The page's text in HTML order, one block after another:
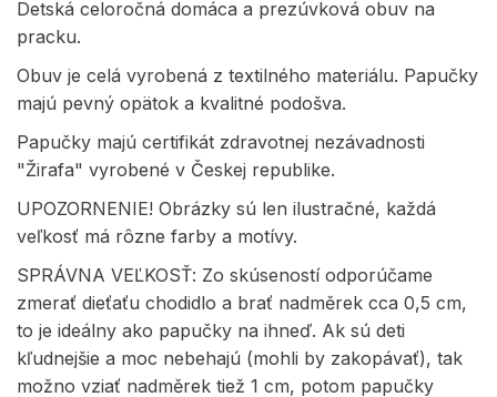
Detská celoročná domáca a prezúvková obuv na
pracku.
Obuv je celá vyrobená z textilného materiálu. Papučky
majú pevný opätok a kvalitné podošva.
Papučky majú certifikát zdravotnej nezávadnosti
"Žirafa" vyrobené v Českej republike.
UPOZORNENIE! Obrázky sú len ilustračné, každá
veľkosť má rôzne farby a motívy.
SPRÁVNA VEĽKOSŤ: Zo skúseností odporúčame
zmerať dieťaťu chodidlo a brať nadměrek cca 0,5 cm,
to je ideálny ako papučky na ihneď. Ak sú deti
kľudnejšie a moc nebehajú (mohli by zakopávať), tak
možno vziať nadměrek tiež 1 cm, potom papučky